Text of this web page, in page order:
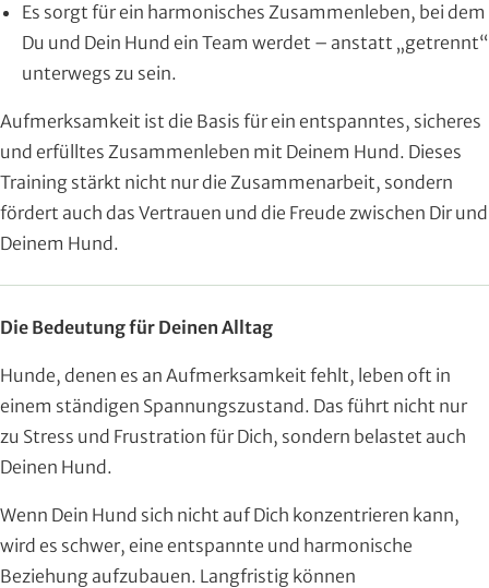
Es sorgt für ein harmonisches Zusammenleben, bei dem
Du und Dein Hund ein Team werdet – anstatt „getrennt“
unterwegs zu sein.
Aufmerksamkeit ist die Basis für ein entspanntes, sicheres
und erfülltes Zusammenleben mit Deinem Hund. Dieses
Training stärkt nicht nur die Zusammenarbeit, sondern
fördert auch das Vertrauen und die Freude zwischen Dir und
Deinem Hund.
Die Bedeutung für Deinen Alltag
Hunde, denen es an Aufmerksamkeit fehlt, leben oft in
einem ständigen Spannungszustand. Das führt nicht nur
zu Stress und Frustration für Dich, sondern belastet auch
Deinen Hund.
Wenn Dein Hund sich nicht auf Dich konzentrieren kann,
wird es schwer, eine entspannte und harmonische
Beziehung aufzubauen. Langfristig können